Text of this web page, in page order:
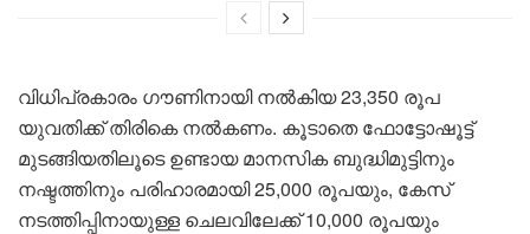
വിധിപ്രകാരം ഗൗണിനായി നൽകിയ 23,350 രൂപ
യുവതിക്ക് തിരികെ നൽകണം. കൂടാതെ ഫോട്ടോഷൂട്ട്
മുടങ്ങിയതിലൂടെ ഉണ്ടായ മാനസിക ബുദ്ധിമുട്ടിനും
നഷ്ടത്തിനും പരിഹാരമായി 25,000 രൂപയും, കേസ്
നടത്തിപ്പിനായുള്ള ചെലവിലേക്ക് 10,000 രൂപയും